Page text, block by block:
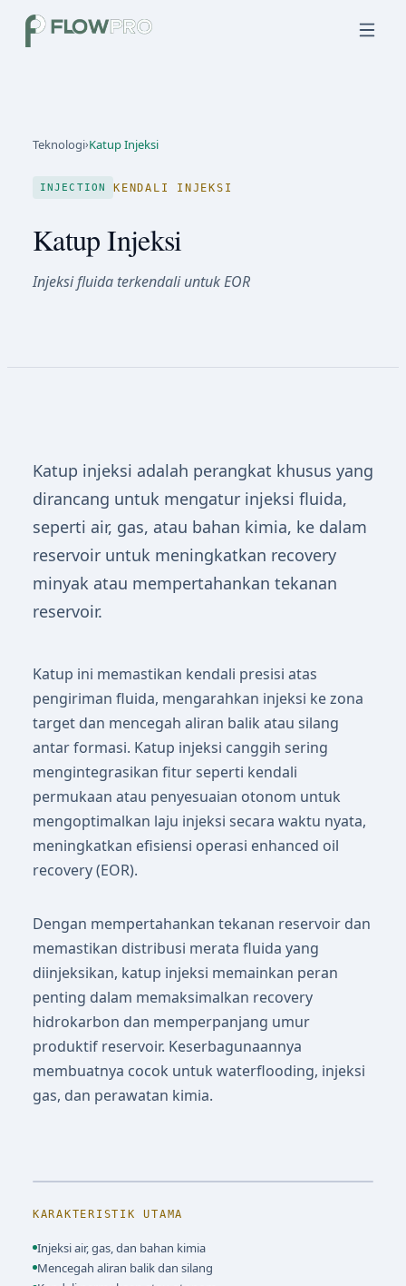
Teknologi›Katup Injeksi
INJECTION KENDALI INJEKSI
Katup Injeksi
Injeksi fluida terkendali untuk EOR
Katup injeksi adalah perangkat khusus yang
dirancang untuk mengatur injeksi fluida,
seperti air, gas, atau bahan kimia, ke dalam
reservoir untuk meningkatkan recovery
minyak atau mempertahankan tekanan
reservoir.
Katup ini memastikan kendali presisi atas
pengiriman fluida, mengarahkan injeksi ke zona
target dan mencegah aliran balik atau silang
antar formasi. Katup injeksi canggih sering
mengintegrasikan fitur seperti kendali
permukaan atau penyesuaian otonom untuk
mengoptimalkan laju injeksi secara waktu nyata,
meningkatkan efisiensi operasi enhanced oil
recovery (EOR).
Dengan mempertahankan tekanan reservoir dan
memastikan distribusi merata fluida yang
diinjeksikan, katup injeksi memainkan peran
penting dalam memaksimalkan recovery
hidrokarbon dan memperpanjang umur
produktif reservoir. Keserbagunaannya
membuatnya cocok untuk waterflooding, injeksi
gas, dan perawatan kimia.
KARAKTERISTIK UTAMA
Injeksi air, gas, dan bahan kimia
Mencegah aliran balik dan silang